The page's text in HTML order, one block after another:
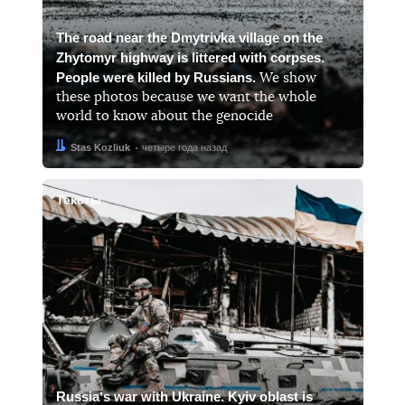
The road near the Dmytrivka village on the
Zhytomyr highway is littered with corpses.
People were killed by Russians.We show
these photos because we want the whole
world to know about the genocide
Автор:
Stas Kozliuk
Дата: четыре года назад
Тексты
Russiaʼs war with Ukraine. Kyiv oblast is